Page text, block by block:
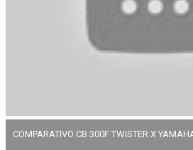
COMPARATIVO CB 300F TWISTER X